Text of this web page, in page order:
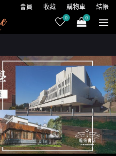
會員 收藏 購物車 結帳
0 0